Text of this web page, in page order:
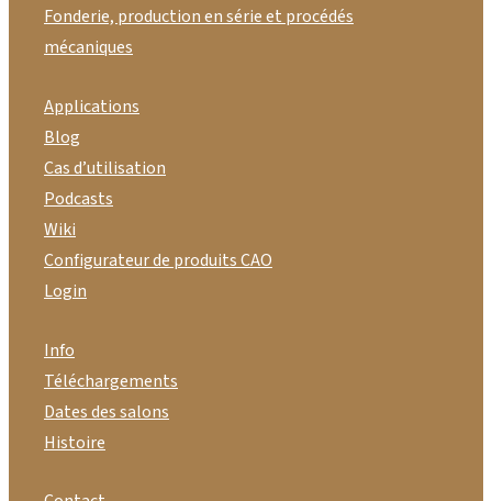
Fonderie, production en série et procédés
mécaniques
Applications
Blog
Cas d’utilisation
Podcasts
Wiki
Configurateur de produits CAO
Login
Info
Téléchargements
Dates des salons
Histoire